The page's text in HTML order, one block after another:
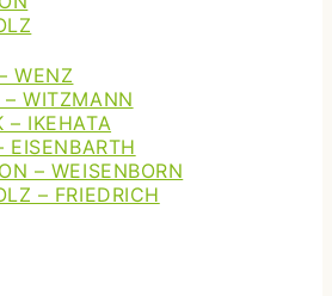
WENZ
– WITZMANN
– IKEHATA
EISENBARTH
– WEISENBORN
– FRIEDRICH